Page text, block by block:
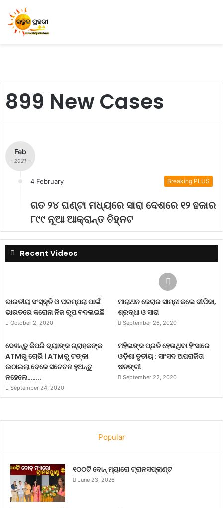
899 New Cases
Feb
- 2021 -
4 February Breaking PLUS
ଗତ ୨୪ ଘଣ୍ଟା ମଧ୍ୟରେ ସାରା ଦେଶରେ ୧୨ ହଜାର
୮୯୯ ନୂଆ ଆକ୍ରାନ୍ତ ଚିହ୍ନଟ
Recent Videos
ଭାରତୀୟ ସଂସ୍କୃତି ଓ ପରମ୍ପରା ପାଇଁ
ଭାରତରେ କରୋନା ନିଜ ରୂପ ବଦଳାଇଛି
October 2, 2020
ମାରାଥନ ଜେରାର ସାମ୍ନା କଲେ ଦୀପିକା,
ଶ୍ରଦ୍ଧା ଓ ସାରା
September 26, 2020
ଦେଖନ୍ତୁ କିପରି ବ୍ୟାଙ୍କ ଗ୍ରାହକଙ୍କ
ATMରୁ ଚୋରି । ATMରୁ ଟଙ୍କା
ଉଠାଇଲା ବେଳେ ସଚେତନ ହୁଅନ୍ତୁ
ନହେଲେ……..
September 24, 2020
ମହିଳାଙ୍କ ପ୍ରତି ହେଉଥିବା ହିଂସାରେ
ଓଡ଼ିଶା ତୃତୀୟ : ସାଂସଦ ଅପରାଜିତା
ଷଡଙ୍ଗୀ
September 22, 2020
Popular
୧୦୦ଟି ବୋନ୍ ମ୍ୟାରୋ ଟ୍ରାନସପ୍ଲାଣ୍ଟ
June 23, 2026